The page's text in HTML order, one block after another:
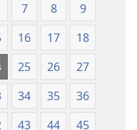
7 8
9
16 17
18
25 26
27
34 35
36
43 44
45